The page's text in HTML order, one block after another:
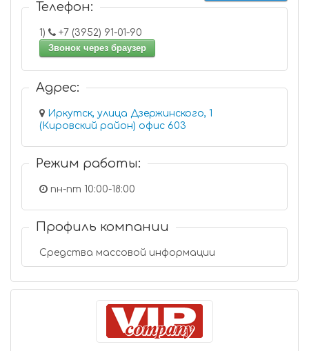
Телефон:
1)
+7 (3952) 91-01-90
Звонок через браузер
Адрес:
Иркутск, улица Дзержинского, 1
(Кировский район) офис 603
Режим работы:
пн-пт 10:00-18:00
Профиль компании
Средства массовой информации